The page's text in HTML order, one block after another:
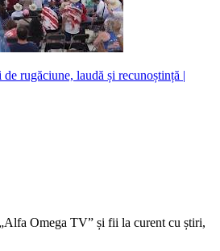
rugăciune, laudă și recunoștință |
Omega TV” și fii la curent cu știri,